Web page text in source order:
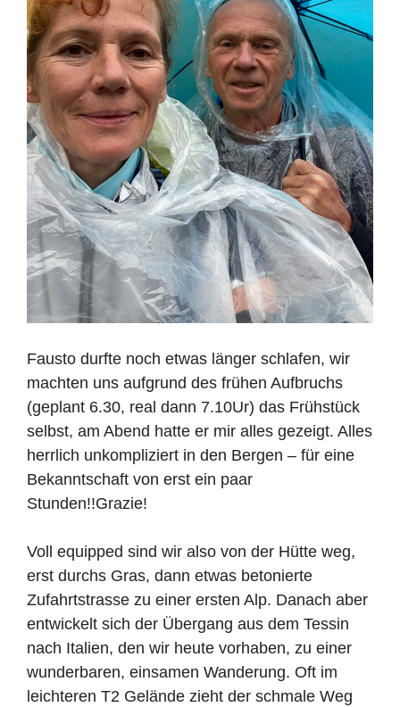
Fausto durfte noch etwas länger schlafen, wir
machten uns aufgrund des frühen Aufbruchs
(geplant 6.30, real dann 7.10Ur) das Frühstück
selbst, am Abend hatte er mir alles gezeigt. Alles
herrlich unkompliziert in den Bergen – für eine
Bekanntschaft von erst ein paar
Stunden!!Grazie!
Voll equipped sind wir also von der Hütte weg,
erst durchs Gras, dann etwas betonierte
Zufahrtstrasse zu einer ersten Alp. Danach aber
entwickelt sich der Übergang aus dem Tessin
nach Italien, den wir heute vorhaben, zu einer
wunderbaren, einsamen Wanderung. Oft im
leichteren T2 Gelände zieht der schmale Weg